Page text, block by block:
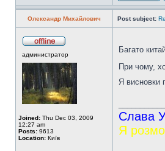
Олександр Михайлович Post subject:
администратор
Joined: Thu Dec 03, 2009
12:27 am
Posts: 9613
Location: Київ
Багато
При чому,
Я висновки
Слава
Я